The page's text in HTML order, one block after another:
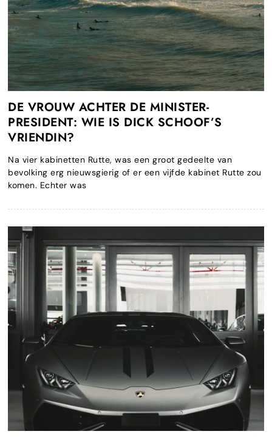
DE VROUW ACHTER DE MINISTER-
PRESIDENT: WIE IS DICK SCHOOF’S
VRIENDIN?
Na vier kabinetten Rutte, was een groot gedeelte van
bevolking erg nieuwsgierig of er een vijfde kabinet Rutte zou
komen. Echter was